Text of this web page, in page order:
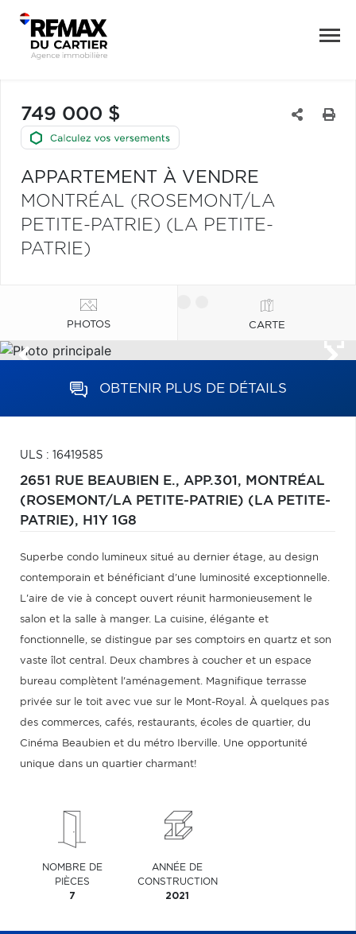
749 000 $
APPARTEMENT À VENDRE
MONTRÉAL (ROSEMONT/LA
PETITE-PATRIE) (LA PETITE-
PATRIE)
PHOTOS CARTE
OBTENIR PLUS DE DÉTAILS
ULS : 16419585
2651 RUE BEAUBIEN E., APP.301, MONTRÉAL
(ROSEMONT/LA PETITE-PATRIE) (LA PETITE-
PATRIE), H1Y 1G8
Superbe condo lumineux situé au dernier étage, au design
contemporain et bénéficiant d'une luminosité exceptionnelle.
L'aire de vie à concept ouvert réunit harmonieusement le
salon et la salle à manger. La cuisine, élégante et
fonctionnelle, se distingue par ses comptoirs en quartz et son
vaste îlot central. Deux chambres à coucher et un espace
bureau complètent l'aménagement. Magnifique terrasse
privée sur le toit avec vue sur le Mont-Royal. À quelques pas
des commerces, cafés, restaurants, écoles de quartier, du
Cinéma Beaubien et du métro Iberville. Une opportunité
unique dans un quartier charmant!
NOMBRE DE
PIÈCES
7
ANNÉE DE
CONSTRUCTION
2021